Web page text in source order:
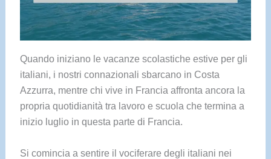
Quando iniziano le vacanze scolastiche estive per gli
italiani, i nostri connazionali sbarcano in Costa
Azzurra, mentre chi vive in Francia affronta ancora la
propria quotidianità tra lavoro e scuola che termina a
inizio luglio in questa parte di Francia.
Si comincia a sentire il vociferare degli italiani nei